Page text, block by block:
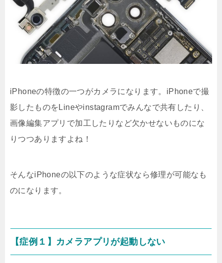
iPhoneの特徴の一つがカメラになります。iPhoneで撮
影したものをLineやinstagramでみんなで共有したり、
画像編集アプリで加工したりなど欠かせないものにな
りつつありますよね！
そんなiPhoneの以下のような症状なら修理が可能なも
のになります。
【症例１】カメラアプリが起動しない